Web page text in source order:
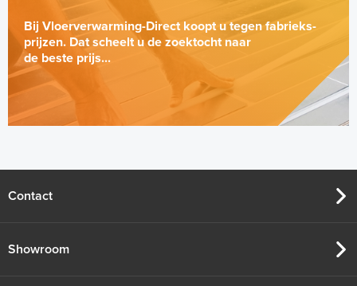
Bij Vloerverwarming-Direct koopt u tegen fabrieks-
prijzen. Dat scheelt u de zoektocht naar
de beste prijs...
Contact
Showroom